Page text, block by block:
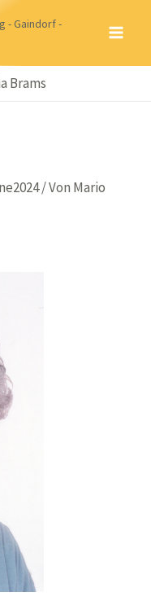
- Gaindorf -
Brams
/ Von Mario